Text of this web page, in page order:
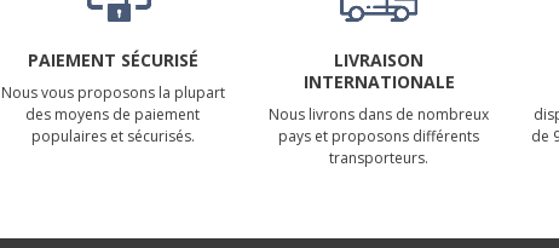
PAIEMENT SÉCURISÉ
Nous vous proposons la plupart
des moyens de paiement
populaires et sécurisés.
LIVRAISON
INTERNATIONALE
Nous livrons dans de nombreux
pays et proposons différents
transporteurs.
de